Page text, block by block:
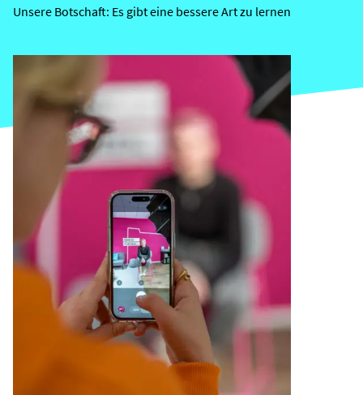
Unsere Botschaft: Es gibt eine bessere Art zu lernen